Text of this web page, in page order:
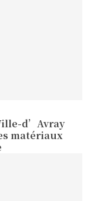
d’Avray
matériaux